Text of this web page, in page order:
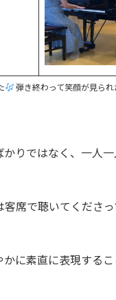
弾き終わって笑顔が見ら
りではなく、一人
席で聴いてくださ
に素直に表現する